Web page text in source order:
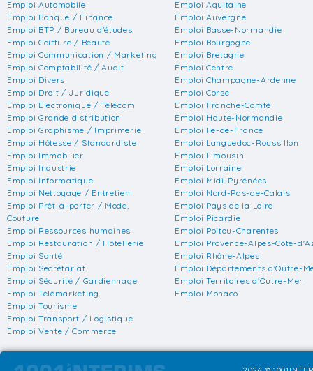
Emploi Automobile
Emploi Banque / Finance
Emploi BTP / Bureau d'études
Emploi Coiffure / Beauté
Emploi Communication / Marketing
Emploi Comptabilité / Audit
Emploi Divers
Emploi Droit / Juridique
Emploi Electronique / Télécom
Emploi Grande distribution
Emploi Graphisme / Imprimerie
Emploi Hôtesse / Standardiste
Emploi Immobilier
Emploi Industrie
Emploi Informatique
Emploi Nettoyage / Entretien
Emploi Prêt-à-porter / Mode,
Couture
Emploi Ressources humaines
Emploi Restauration / Hôtellerie
Emploi Santé
Emploi Secrétariat
Emploi Sécurité / Gardiennage
Emploi Télémarketing
Emploi Tourisme
Emploi Transport / Logistique
Emploi Vente / Commerce
Emploi Aquitaine
Emploi Auvergne
Emploi Basse-Normandie
Emploi Bourgogne
Emploi Bretagne
Emploi Centre
Emploi Champagne-Ardenne
Emploi Corse
Emploi Franche-Comté
Emploi Haute-Normandie
Emploi Ile-de-France
Emploi Languedoc-Roussillon
Emploi Limousin
Emploi Lorraine
Emploi Midi-Pyrénées
Emploi Nord-Pas-de-Calais
Emploi Pays de la Loire
Emploi Picardie
Emploi Poitou-Charentes
Emploi Provence-Alpes-Côte-
Emploi Rhône-Alpes
Emploi Départements d'Outre-
Emploi Territoires d'Outre-Mer
Emploi Monaco